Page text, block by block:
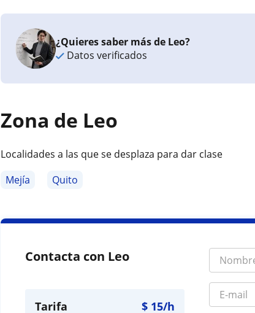
¿Quieres saber más de Leo?
Datos verificados
Zona de Leo
Localidades a las que se desplaza para dar clase
Mejía
Quito
Contacta con Leo
Tarifa $ 15/h